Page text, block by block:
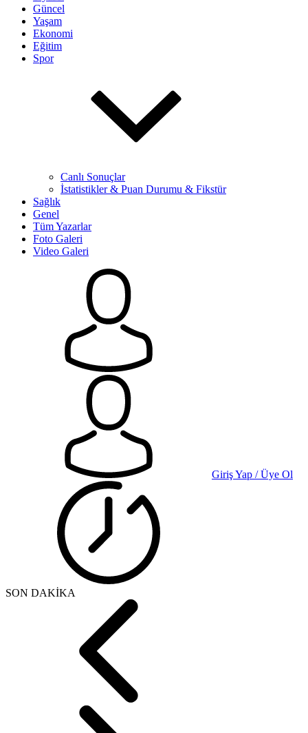
Güncel
Yaşam
Ekonomi
Eğitim
Spor
Canlı Sonuçlar
İstatistikler & Puan Durumu & Fikstür
Sağlık
Genel
Tüm Yazarlar
Foto Galeri
Video Galeri
Giriş Yap / Üye Ol
SON DAKİKA